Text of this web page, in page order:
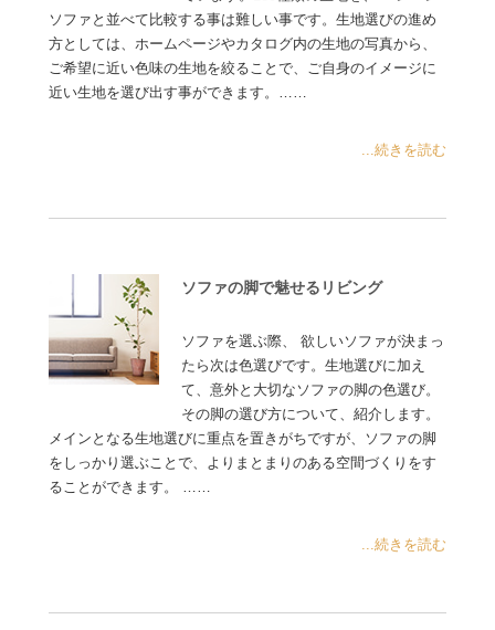
ソファと並べて比較する事は難しい事です。生地選びの進め
方としては、ホームページやカタログ内の生地の写真から、
ご希望に近い色味の生地を絞ることで、ご自身のイメージに
近い生地を選び出す事ができます。……
...続きを読む
ソファの脚で魅せるリビング
ソファを選ぶ際、 欲しいソファが決まっ
たら次は色選びです。生地選びに加え
て、意外と大切なソファの脚の色選び。
その脚の選び方について、紹介します。
メインとなる生地選びに重点を置きがちですが、ソファの脚
をしっかり選ぶことで、よりまとまりのある空間づくりをす
ることができます。 ……
...続きを読む